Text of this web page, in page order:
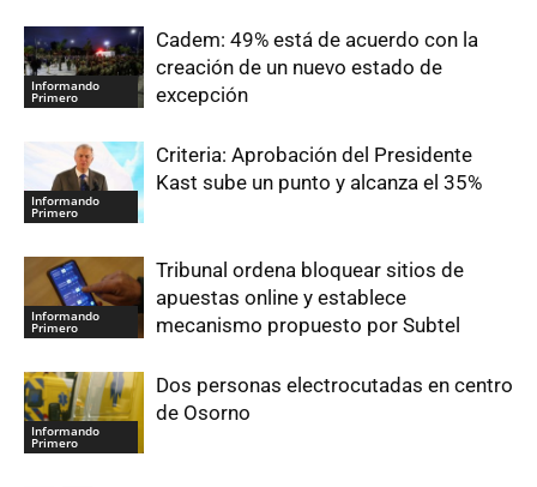
Informando
Primero
Cadem: 49% está de acuerdo con la
creación de un nuevo estado de
excepción
Informando
Primero
Criteria: Aprobación del Presidente
Kast sube un punto y alcanza el 35%
Informando
Primero
Tribunal ordena bloquear sitios de
apuestas online y establece
mecanismo propuesto por Subtel
Informando
Primero
Dos personas electrocutadas en centro
de Osorno